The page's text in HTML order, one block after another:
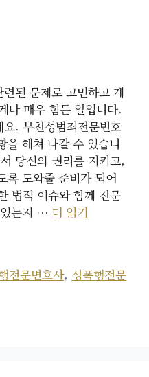
된 문제로 고민하고 계
나 매우 힘든 일입니다.
. 부천성범죄전문변호
을 헤쳐 나갈 수 있습니
당신의 권리를 지키고,
록 도와줄 준비가 되어
법적 이슈와 함께 전문
는지 … 더 읽기
전문변호사, 성폭행전문